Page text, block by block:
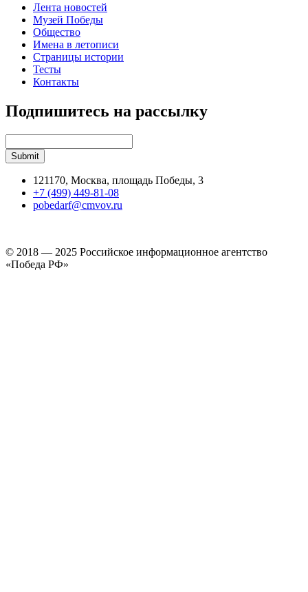
Лента новостей
Музей Победы
Общество
Имена в летописи
Страницы истории
Тесты
Контакты
Подпишитесь на рассылку
121170, Москва, площадь Победы, 3
+7 (499) 449-81-08
pobedarf@cmvov.ru
© 2018 — 2025 Российское информационное агентство
«Победа РФ»